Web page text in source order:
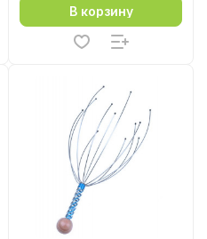
В корзину